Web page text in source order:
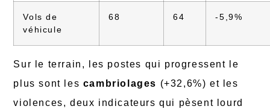
Vols de
véhicule
68 64 -5,9%
Sur le terrain, les postes qui progressent le
plus sont les cambriolages (+32,6%) et les
violences, deux indicateurs qui pèsent lourd